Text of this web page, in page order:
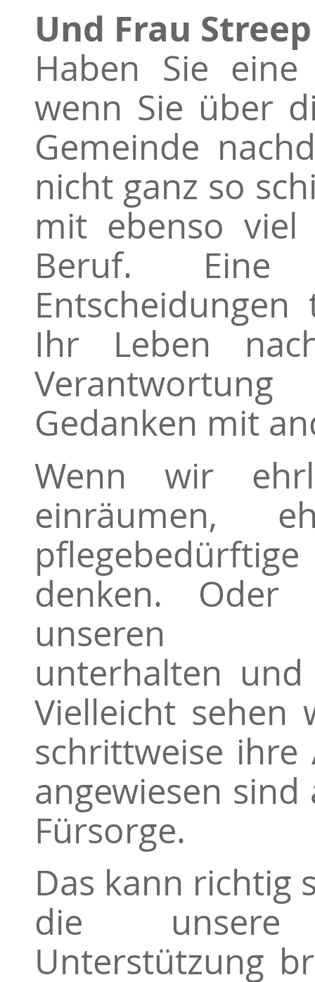
Und Frau
Haben Sie
wenn Sie über
Gemeinde
nicht ganz so
mit ebenso
Beruf.
Ihr Leben
Gedanken mit
Wenn wir
einräumen,
denken.
unseren
unterhalten
Vielleicht sehen
schrittweise
angewiesen
Fürsorge.
Das kann richtig
die unsere
Unterstützung